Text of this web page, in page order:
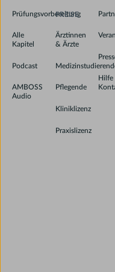
Prüfungsvorbereitung
Alle
Kapitel
Podcast
AMBOSS
Audio
PREISE
Ärztinnen
& Ärzte
Pflegende
Kliniklizenz
Praxislizenz
Hilfe